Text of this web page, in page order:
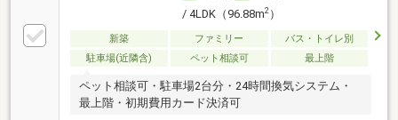
/ 4LDK（96.88m2）
新築 ファミリー
バス・トイレ別
駐車場(近隣含)
ペット相談可 最上階
ペット相談可・駐車場2台分・24時間換気システム・
最上階・初期費用カード決済可